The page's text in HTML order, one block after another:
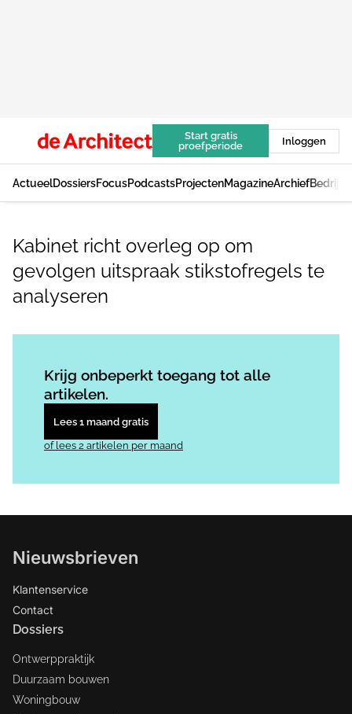
Start gratis
proefperiode
Inloggen
ActueelDossiersFocusPodcastsProjectenMagazineArchief
Kabinet richt overleg op om
gevolgen uitspraak stikstofregels te
analyseren
Krijg onbeperkt toegang tot alle
artikelen.
Lees 1 maand gratis
of lees 2 artikelen per maand
Nieuwsbrieven
Klantenservice
Contact
Dossiers
Ontwerppraktijk
Duurzaam bouwen
Woningbouw